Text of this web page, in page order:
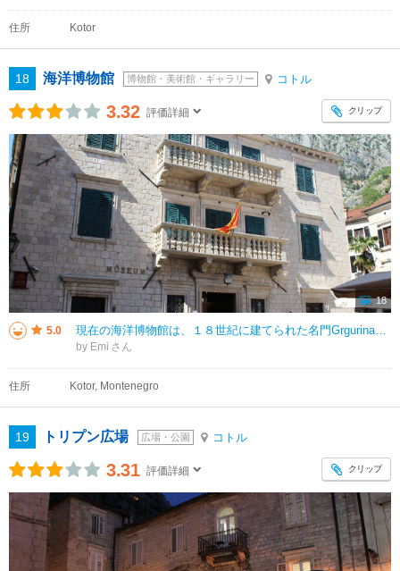
住所 Kotor
18 海洋博物館 博物館・美術館・ギャラリー コトル
3.32 評価詳細 クリップ
18
5.0 現在の海洋博物館は、１８世紀に建てられた名門Grgurina家の邸宅でした。 ファサードはふたつのバルコニーが印象的で手すりの装飾が素晴らしいです。 海洋博物館として使用される前は、政府や軍の組織をもてなすために使われ
by Emi
住所 Kotor, Montenegro
19 トリプン広場 広場・公園 コトル
3.31 評価詳細 クリップ